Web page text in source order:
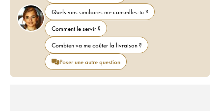
Quels vins similaires me conseilles-tu ?
Comment le servir ?
Combien va me coûter la livraison ?
Poser une autre question